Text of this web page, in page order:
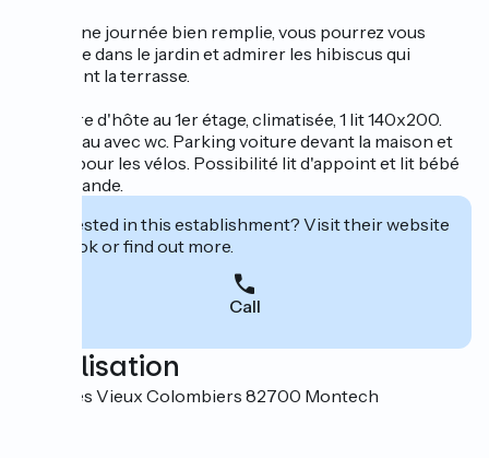
Après une journée bien remplie, vous pourrez vous
détendre dans le jardin et admirer les hibiscus qui
entourent la terrasse.
Chambre d'hôte au 1er étage, climatisée, 1 lit 140x200.
Salle d'eau avec wc. Parking voiture devant la maison et
garage pour les vélos. Possibilité lit d'appoint et lit bébé
sur demande.
Interested in this establishment? Visit their website
to book or find out more.
Call
Localisation
11 rue des Vieux Colombiers 82700 Montech